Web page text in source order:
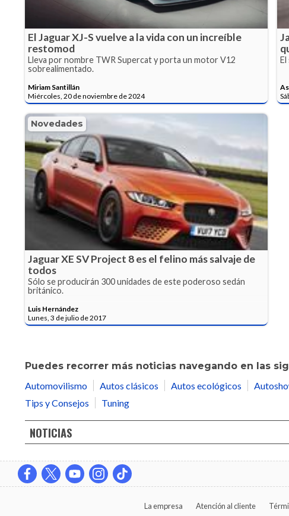
El Jaguar XJ-S vuelve a la vida con un increíble
restomod
Lleva por nombre TWR Supercat y porta un motor V12
sobrealimentado.
Miriam Santillán
Miércoles, 20 de noviembre de 2024
Novedades
Jaguar XE SV Project 8 es el felino más salvaje de
todos
Sólo se producirán 300 unidades de este poderoso sedán
británico.
Luis Hernández
Lunes, 3 de julio de 2017
Puedes recorrer más noticias navegando en las
Automovilismo
Autos clásicos Autos ecológicos
Tips y Consejos
Tuning
NOTICIAS
La empresa Atención al cliente